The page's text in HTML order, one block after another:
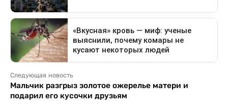
Следующая новость
Мальчик разгрыз золотое ожерелье матери и
подарил его кусочки друзьям